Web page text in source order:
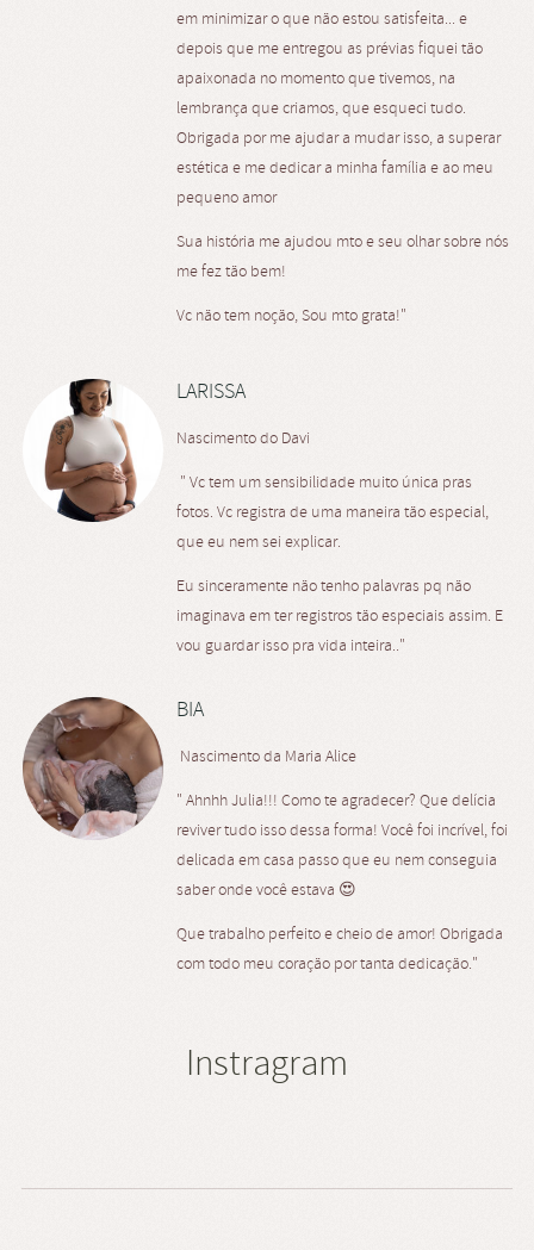
em minimizar o que não estou satisfeita... e
depois que me entregou as prévias fiquei tão
apaixonada no momento que tivemos, na
lembrança que criamos, que esqueci tudo.
Obrigada por me ajudar a mudar isso, a superar
estética e me dedicar a minha família e ao meu
pequeno amor
Sua história me ajudou mto e seu olhar sobre nós
me fez tão bem!
Vc não tem noção, Sou mto grata!"
LARISSA
Nascimento do Davi
" Vc tem um sensibilidade muito única pras
fotos. Vc registra de uma maneira tão especial,
que eu nem sei explicar.
Eu sinceramente não tenho palavras pq não
imaginava em ter registros tão especiais assim. E
vou guardar isso pra vida inteira.."
BIA
Nascimento da Maria Alice
" Ahnhh Julia!!! Como te agradecer? Que delícia
reviver tudo isso dessa forma! Você foi incrível, foi
delicada em casa passo que eu nem conseguia
saber onde você estava 😍
Que trabalho perfeito e cheio de amor! Obrigada
com todo meu coração por tanta dedicação."
Instragram